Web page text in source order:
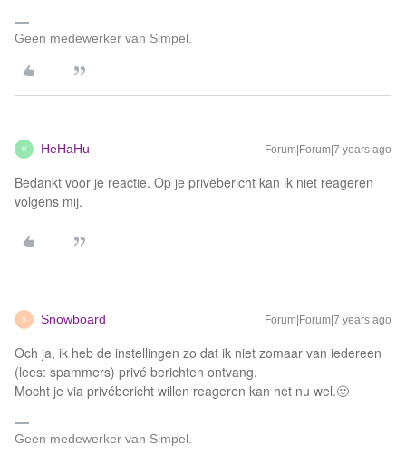
Geen medewerker van Simpel.
H HeHaHu Forum|Forum|7 years ago
Bedankt voor je reactie. Op je privëbericht kan ik niet reageren
volgens mij.
S Snowboard Forum|Forum|7 years ago
Och ja, ik heb de instellingen zo dat ik niet zomaar van iedereen
(lees: spammers) privé berichten ontvang.
Mocht je via privébericht willen reageren kan het nu wel.🙂
Geen medewerker van Simpel.